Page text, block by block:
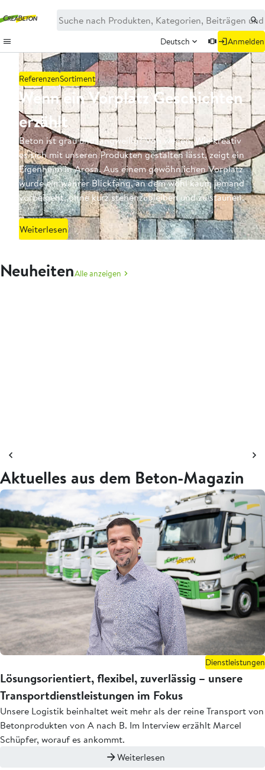
Deutsch Anmelden
ReferenzenSortiment
Wenn ein Vorplatz Geschichten
erzählt
Beton ist grau und langweilig? Von wegen. Wie kreativ
es sich mit unseren Produkten gestalten lässt, zeigt ein
Eigenheim in Arosa. Aus einem gewöhnlichen Vorplatz
wurde ein wahrer Blickfang, an dem wohl kaum jemand
vorbeigeht, ohne kurz stehenzubleiben und zu staunen.
Weiterlesen
NeuheitenAlle anzeigen
Aktuelles aus dem Beton-Magazin
Dienstleistungen
Lösungsorientiert, flexibel, zuverlässig – unsere
Transportdienstleistungen im Fokus
Unsere Logistik beinhaltet weit mehr als der reine Transport von
Betonprodukten von A nach B. Im Interview erzählt Marcel
Schüpfer, worauf es ankommt.
Weiterlesen